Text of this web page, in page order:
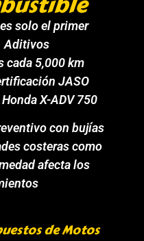
solo el primer
Aditivos
cada 5,000 km
JASO
X-ADV 750
con bujías
costeras como
afecta los
de Motos